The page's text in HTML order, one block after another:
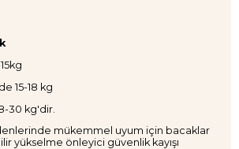
15-18 kg
30 kg'dir.
mükemmel uyum için bacaklar
yükselme önleyici güvenlik kayışı